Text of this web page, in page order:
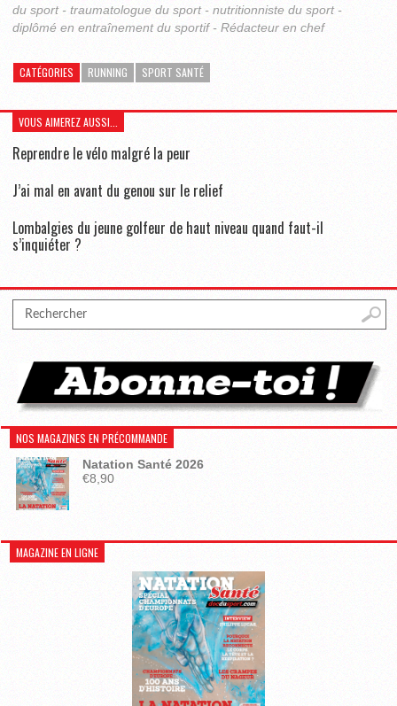
du sport - traumatologue du sport - nutritionniste du sport -
diplômé en entraînement du sportif - Rédacteur en chef
CATÉGORIES RUNNING SPORT SANTÉ
VOUS AIMEREZ AUSSI...
Reprendre le vélo malgré la peur
J’ai mal en avant du genou sur le relief
Lombalgies du jeune golfeur de haut niveau quand faut-il
s’inquiéter ?
NOS MAGAZINES EN PRÉCOMMANDE
Natation Santé 2026
€8,90
MAGAZINE EN LIGNE